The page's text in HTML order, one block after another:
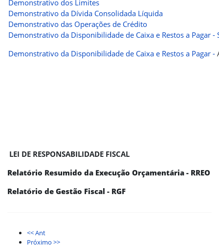
Demonstrativo dos Limites
Demonstrativo da Dívida Consolidada Líquida
Demonstrativo das Operações de Crédito
Demonstrativo da Disponibilidade de Caixa e Restos a Pagar -
Demonstrativo da Disponibilidade de Caixa e Restos a Pagar -
LEI DE RESPONSABILIDADE FISCAL
Relatório Resumido da Execução Orçamentária - RREO
Relatório de Gestão Fiscal - RGF
<< Ant
Próximo >>